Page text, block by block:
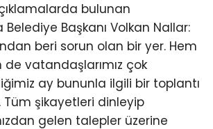
bulunan
Başkanı Volkan Nallar:
beri sorun olan bir yer. Hem
de vatandaşlarımız çok
ay bununla ilgili bir toplantı
Tüm şikayetleri dinleyip
gelen talepler üzerine